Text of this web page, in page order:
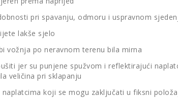
pri spavanju, odmoru i uspravnom
lakše sjelo
vožnja po neravnom terenu bila mirna
jer su punjene spužvom i reflektirajući
veličina pri sklapanju
koji se mogu zaključati u fiksni